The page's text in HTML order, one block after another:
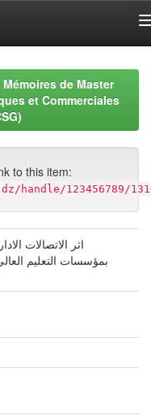
Mémoires de Master
et Commerciales
to this item:
123456789/
اثر الاتصالات
بمؤسسات التعليم